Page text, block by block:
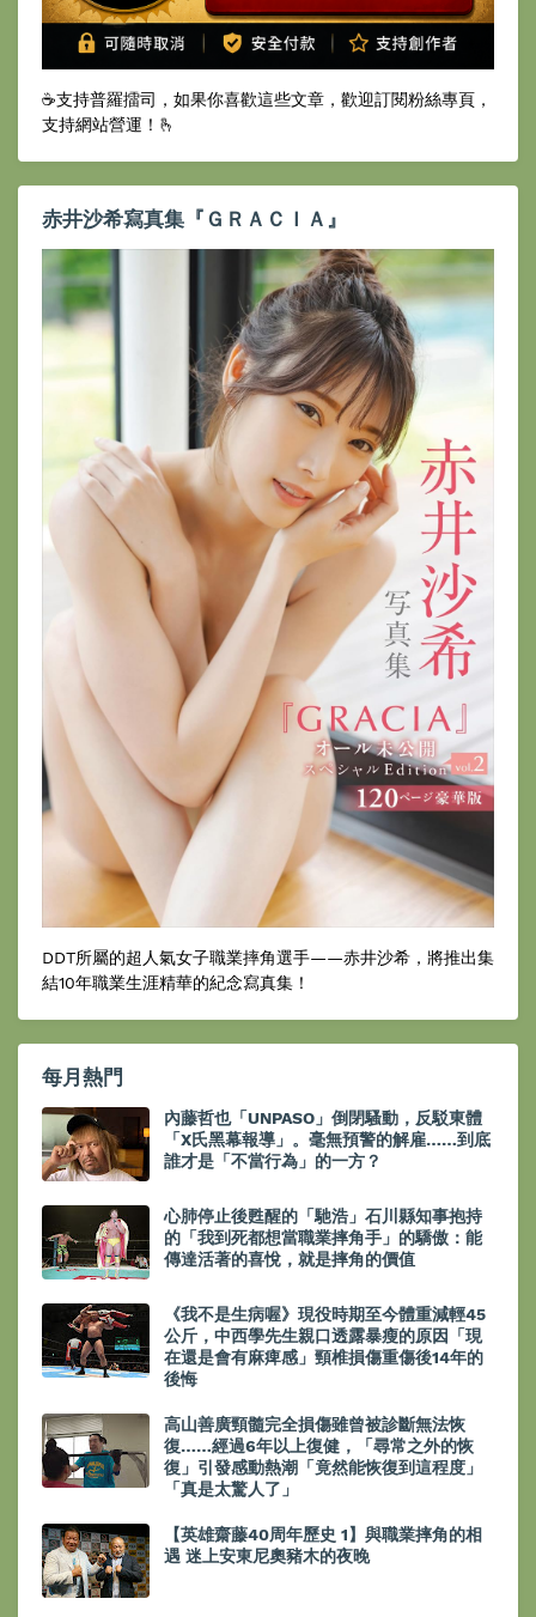
☕️支持普羅擂司，如果你喜歡這些文章，歡迎訂閱粉絲專頁，
支持網站營運！🫰
赤井沙希寫真集『ＧＲＡＣＩＡ』
DDT所屬的超人氣女子職業摔角選手——赤井沙希，將推出集
結10年職業生涯精華的紀念寫真集！
每月熱門
內藤哲也「UNPASO」倒閉騷動，反駁東體
「X氏黑幕報導」。毫無預警的解雇……到底
誰才是「不當行為」的一方？
心肺停止後甦醒的「馳浩」石川縣知事抱持
的「我到死都想當職業摔角手」的驕傲：能
傳達活著的喜悅，就是摔角的價值
《我不是生病喔》現役時期至今體重減輕45
公斤，中西學先生親口透露暴瘦的原因「現
在還是會有麻痺感」頸椎損傷重傷後14年的
後悔
高山善廣頸髓完全損傷雖曾被診斷無法恢
復……經過6年以上復健，「尋常之外的恢
復」引發感動熱潮「竟然能恢復到這程度」
「真是太驚人了」
【英雄齋藤40周年歷史 1】與職業摔角的相
遇 迷上安東尼奧豬木的夜晚